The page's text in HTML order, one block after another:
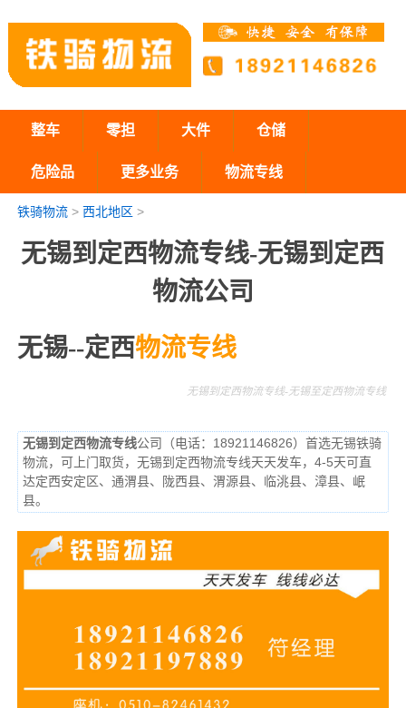
整车 零担 大件 仓储
危险品 更多业务 物流专线
铁骑物流> 西北地区 >
无锡到定西物流专线-无锡到定西
物流公司
无锡--定西物流专线
无锡到定西物流专线-无锡至定西物流专线
无锡到定西物流专线公司（电话：18921146826）首选无锡铁骑
物流，可上门取货，无锡到定西物流专线天天发车，4-5天可直
达定西安定区、通渭县、陇西县、渭源县、临洮县、漳县、岷
县。